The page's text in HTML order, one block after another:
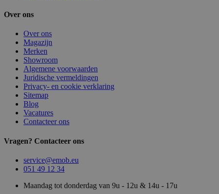
Over ons
Over ons
Magazijn
Merken
Showroom
Algemene voorwaarden
Juridische vermeldingen
Privacy- en cookie verklaring
Sitemap
Blog
Vacatures
Contacteer ons
Vragen? Contacteer ons
service@emob.eu
051 49 12 34
Maandag tot donderdag van 9u - 12u & 14u - 17u